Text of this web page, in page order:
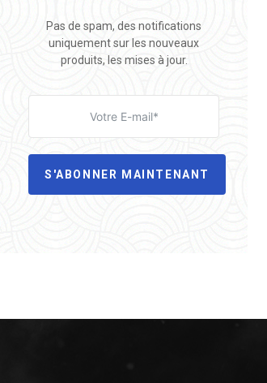
Pas de spam, des notifications
uniquement sur les nouveaux
produits, les mises à jour.
S'ABONNER MAINTENANT